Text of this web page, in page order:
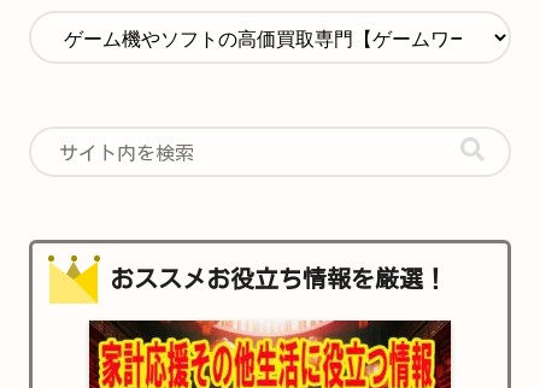
おススメお役立ち情報を厳選！